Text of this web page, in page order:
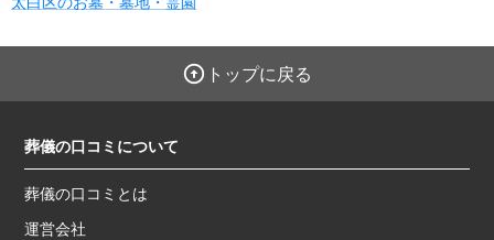
トップに戻る
葬儀の口コミについて
葬儀の口コミとは
運営会社